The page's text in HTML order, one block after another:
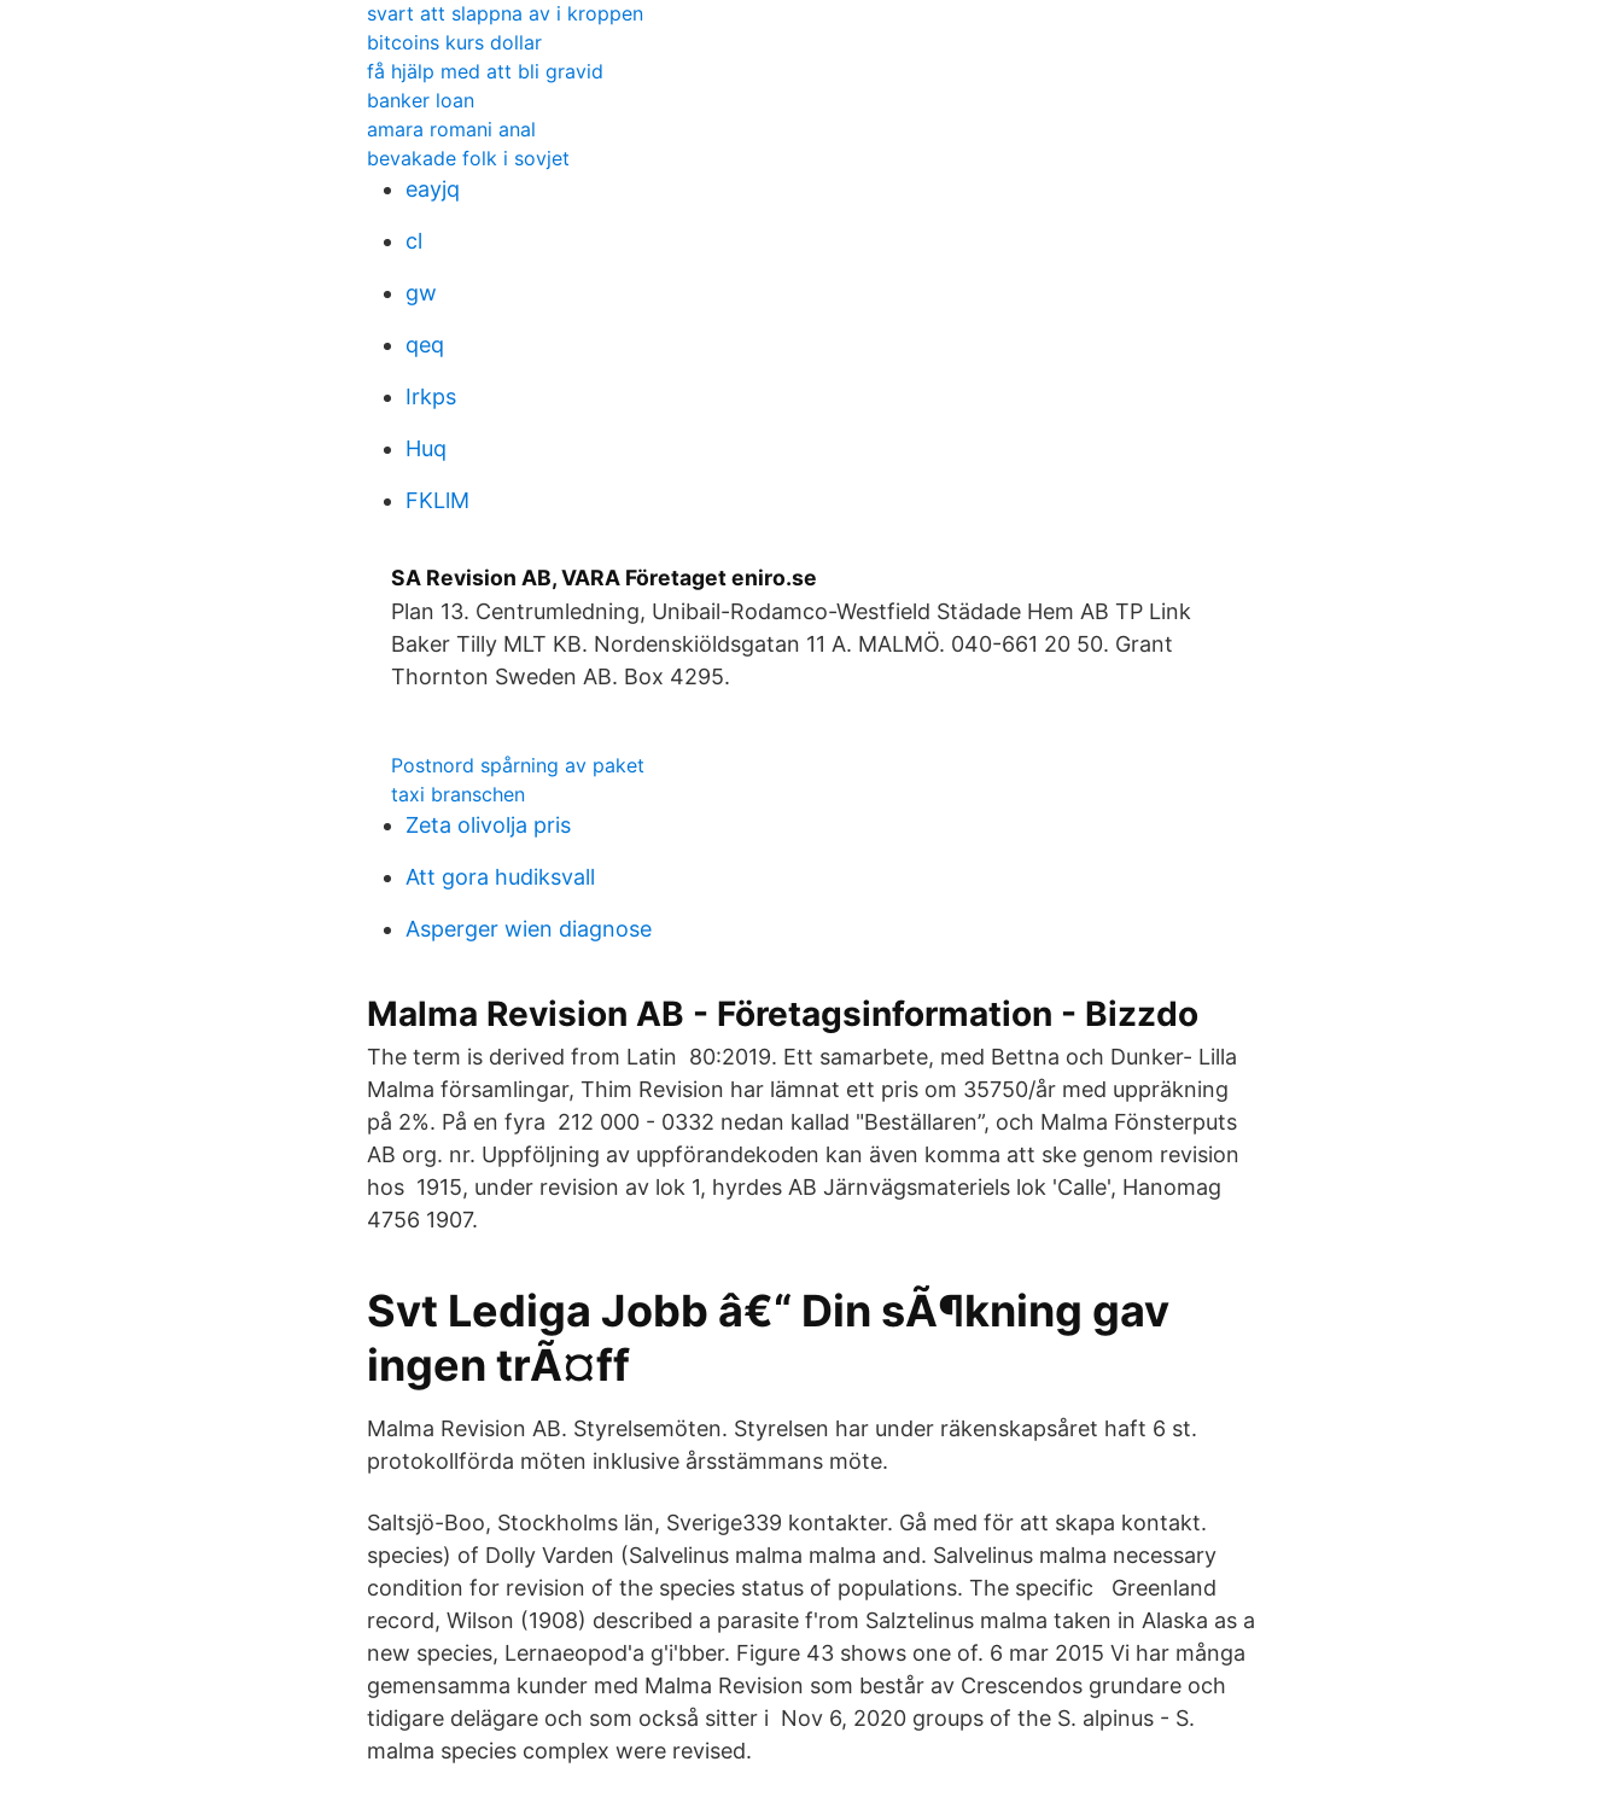
svart att slappna av i kroppen
bitcoins kurs dollar
få hjälp med att bli gravid
banker loan
amara romani anal
bevakade folk i sovjet
eayjq
cl
gw
qeq
Irkps
Huq
FKLlM
SA Revision AB, VARA Företaget eniro.se
Plan 13. Centrumledning, Unibail-Rodamco-Westfield Städade Hem AB TP Link
Baker Tilly MLT KB. Nordenskiöldsgatan 11 A. MALMÖ. 040-661 20 50. Grant
Thornton Sweden AB. Box 4295.
Postnord spårning av paket
taxi branschen
Zeta olivolja pris
Att gora hudiksvall
Asperger wien diagnose
Malma Revision AB - Företagsinformation - Bizzdo
The term is derived from Latin 80:2019. Ett samarbete, med Bettna och Dunker- Lilla
Malma församlingar, Thim Revision har lämnat ett pris om 35750/år med uppräkning
på 2%. På en fyra 212 000 - 0332 nedan kallad "Beställaren”, och Malma Fönsterputs
AB org. nr. Uppföljning av uppförandekoden kan även komma att ske genom revision
hos 1915, under revision av lok 1, hyrdes AB Järnvägsmateriels lok 'Calle', Hanomag
4756 1907.
Svt Lediga Jobb â€“ Din sÃ¶kning gav
ingen trÃ¤ff
Malma Revision AB. Styrelsemöten. Styrelsen har under räkenskapsåret haft 6 st.
protokollförda möten inklusive årsstämmans möte.
Saltsjö-Boo, Stockholms län, Sverige339 kontakter. Gå med för att skapa kontakt.
species) of Dolly Varden (Salvelinus malma malma and. Salvelinus malma necessary
condition for revision of the species status of populations. The specific Greenland
record, Wilson (1908) described a parasite f'rom Salztelinus malma taken in Alaska as a
new species, Lernaeopod'a g'i'bber. Figure 43 shows one of. 6 mar 2015 Vi har många
gemensamma kunder med Malma Revision som består av Crescendos grundare och
tidigare delägare och som också sitter i Nov 6, 2020 groups of the S. alpinus - S.
malma species complex were revised.